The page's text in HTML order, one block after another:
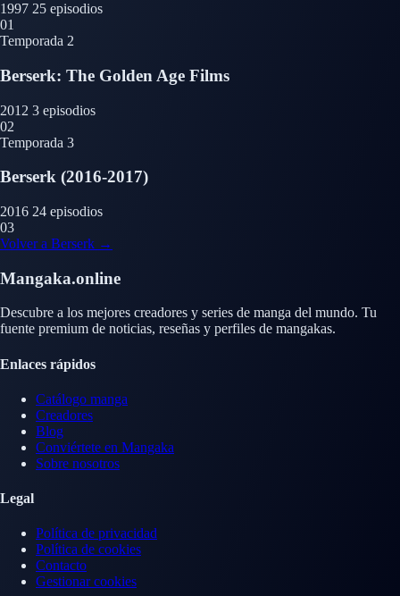
1997 25 episodios
01
Temporada 2
Berserk: The Golden Age Films
2012 3 episodios
02
Temporada 3
Berserk (2016-2017)
2016 24 episodios
03
Volver a Berserk →
Mangaka.online
Descubre a los mejores creadores y series de manga del mundo. Tu
fuente premium de noticias, reseñas y perfiles de mangakas.
Enlaces rápidos
Catálogo manga
Creadores
Blog
Conviértete en Mangaka
Sobre nosotros
Legal
Política de privacidad
Política de cookies
Contacto
Gestionar cookies